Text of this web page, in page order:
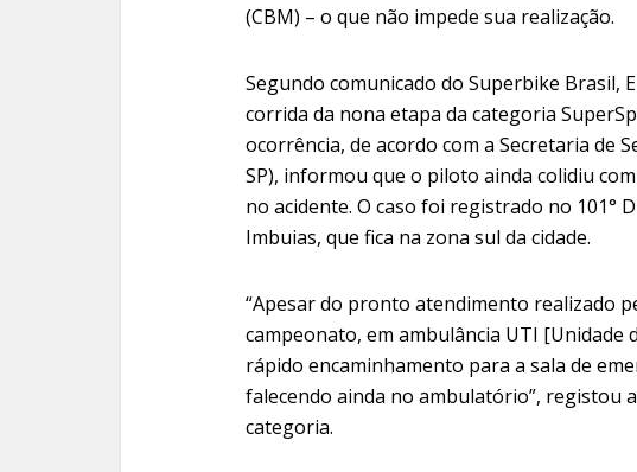
(CBM) – o que não impede sua realização.
Segundo comunicado do Superbike Brasil,
corrida da nona etapa da categoria
ocorrência, de acordo com a Secretaria de
SP), informou que o piloto ainda colidiu
no acidente. O caso foi registrado no 101°
Imbuias, que fica na zona sul da cidade.
“Apesar do pronto atendimento realizado
campeonato, em ambulância UTI [Unidade
rápido encaminhamento para a sala de
falecendo ainda no ambulatório”, registou
categoria.